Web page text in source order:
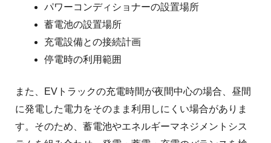
パワーコンディショナーの設置場所
蓄電池の設置場所
充電設備との接続計画
停電時の利用範囲
また、EVトラックの充電時間が夜間中心の場合、昼間
に発電した電力をそのまま利用しにくい場合がありま
す。 そのため、蓄電池やエネルギーマネジメントシス